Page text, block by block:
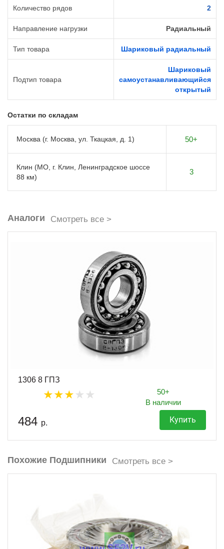
Количество рядов 2
Направление нагрузки Радиальный
Тип товара Шариковый радиальный
Подтип товара
Шариковый
самоустанавливающийся
открытый
Остатки по складам
Москва (г. Москва, ул. Ткацкая, д. 1) 50+
Клин (МО, г. Клин, Ленинградское шоссе
88 км)
3
Аналоги Смотреть все >
1306 8 ГПЗ
50+
В наличии
484 р. Купить
Похожие Подшипники Смотреть все >